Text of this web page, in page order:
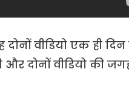
वीडियो एक ही
दोनों वीडियो की